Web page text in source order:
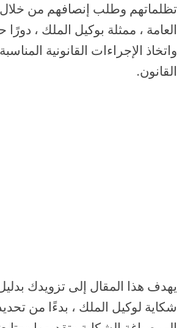
تظلماتهم وطلب إنصافهم من خلال
العامة ، ممثلة بوكيل الملك ،
واتخاذ الإجراءات القانونية
القانون.
يهدف هذا المقال إلى تزويدك
شكاية لوكيل الملك ، بدءًا من